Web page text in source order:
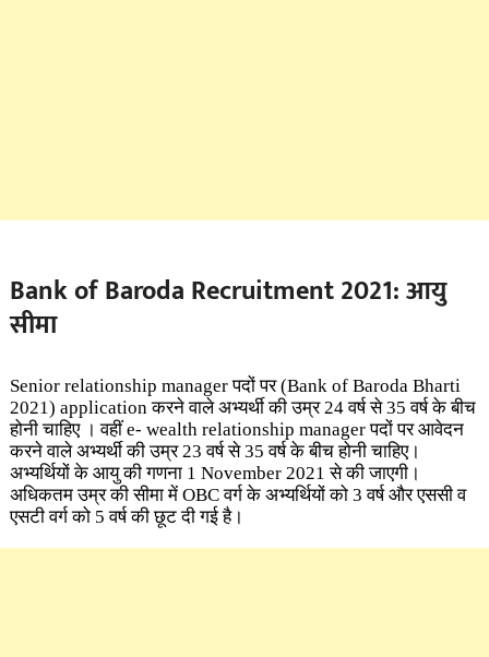
Bank of Baroda Recruitment 2021: आयु
सीमा
Senior relationship manager पदों पर (Bank of Baroda Bharti
2021) application करने वाले अभ्यर्थी की उम्र 24 वर्ष से 35 वर्ष के बीच
होनी चाहिए । वहीं e- wealth relationship manager पदों पर आवेदन
करने वाले अभ्यर्थी की उम्र 23 वर्ष से 35 वर्ष के बीच होनी चाहिए।
अभ्यर्थियों के आयु की गणना 1 November 2021 से की जाएगी।
अधिकतम उम्र की सीमा में OBC वर्ग के अभ्यर्थियों को 3 वर्ष और एससी व
एसटी वर्ग को 5 वर्ष की छूट दी गई है।